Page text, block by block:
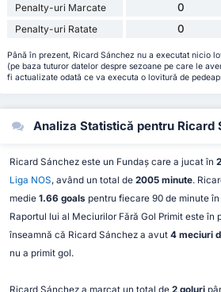
Penalty-uri Marcate 0
Penalty-uri Ratate 0
Până în prezent, Ricard Sánchez nu a executat nicio
(pe baza tuturor datelor despre sezoane pe care le
fi actualizate odată ce va executa o lovitură de
Analiza Statistică pentru Ricard
Ricard Sánchez este un Fundaș care a jucat în
Liga NOS, având un total de 2005 minute.
medie 1.66 goals pentru fiecare 90 de minute
Raportul lui al Meciurilor Fără Gol Primit este în
înseamnă că Ricard Sánchez a avut 4 meciuri
nu a primit gol.
Ricard Sánchez a marcat un total de 2 goluri